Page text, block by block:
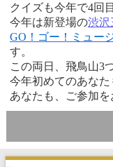
クイズも今年で4回目
今年は新登場の渋沢
GO！ゴー！ミュー
す。
この両日、飛鳥山3
今年初めてのあなた
あなたも、ご参加を